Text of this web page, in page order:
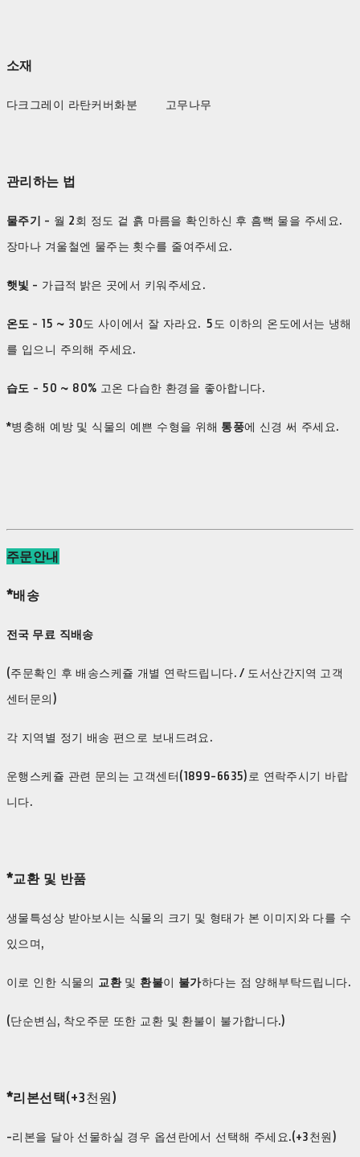
소재
다크그레이 라탄커버화분 고무나무
관리하는 법
물주기 - 월 2회 정도 겉 흙 마름을 확인하신 후 흠뻑 물을 주세요.
장마나 겨울철엔 물주는 횟수를 줄여주세요.
햇빛 - 가급적 밝은 곳에서 키워주세요.
온도 - 15 ~ 30도 사이에서 잘 자라요. 5도 이하의 온도에서는 냉해
를 입으니 주의해 주세요.
습도 - 50 ~ 80% 고온 다습한 환경을 좋아합니다.
*병충해 예방 및 식물의 예쁜 수형을 위해 통풍에 신경 써 주세요.
주문안내
*배송
전국 무료 직배송
(주문확인 후 배송스케쥴 개별 연락드립니다. / 도서산간지역 고객
센터문의)
각 지역별 정기 배송 편으로 보내드려요.
운행스케쥴 관련 문의는 고객센터(1899-6635)로 연락주시기 바랍
니다.
*교환 및 반품
생물특성상 받아보시는 식물의 크기 및 형태가 본 이미지와 다를 수
있으며,
이로 인한 식물의 교환및 환불이 불가하다는 점 양해부탁드립니다.
(단순변심, 착오주문 또한 교환 및 환불이 불가합니다.)
*리본선택(+3천원)
-리본을 달아 선물하실 경우 옵션란에서 선택해 주세요.(+3천원)